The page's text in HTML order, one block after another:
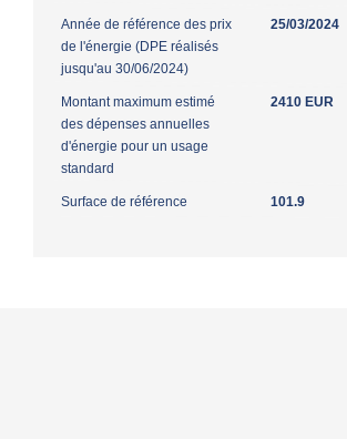
Année de référence des prix
de l'énergie (DPE réalisés
jusqu'au 30/06/2024)
25/03/2024
Montant maximum estimé
des dépenses annuelles
d'énergie pour un usage
standard
2410 EUR
Surface de référence 101.9